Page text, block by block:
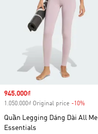
Sale price
945.000₫
1.050.000₫ Original price -10%
Quần Legging Dáng Dài All Me
Essentials